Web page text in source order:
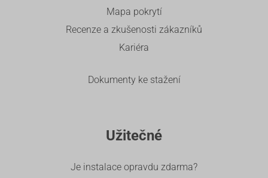
Mapa pokrytí
Recenze a zkušenosti zákazníků
Kariéra
Dokumenty ke stažení
Užitečné
Je instalace opravdu zdarma?